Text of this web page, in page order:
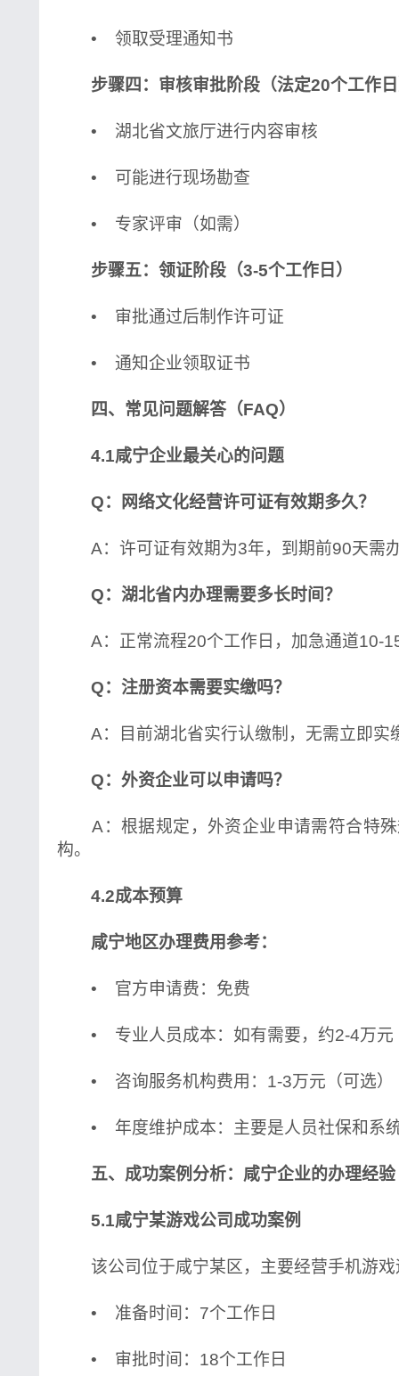
• 领取受理通知书
步骤四：审核审批阶段（法定20个工作
• 湖北省文旅厅进行内容审核
• 可能进行现场勘查
• 专家评审（如需）
步骤五：领证阶段（3-5个工作日）
• 审批通过后制作许可证
• 通知企业领取证书
四、常见问题解答（FAQ）
4.1咸宁企业最关心的问题
Q：网络文化经营许可证有效期多久？
A：许可证有效期为3年，到期前90天需
Q：湖北省内办理需要多长时间？
A：正常流程20个工作日，加急通道10-
Q：注册资本需要实缴吗？
A：目前湖北省实行认缴制，无需立即实
Q：外资企业可以申请吗？
A：根据规定，外资企业申请需符合特殊
构。
4.2成本预算
咸宁地区办理费用参考：
• 官方申请费：免费
• 专业人员成本：如有需要，约2-4万元
• 咨询服务机构费用：1-3万元（可选）
• 年度维护成本：主要是人员社保和系
五、成功案例分析：咸宁企业的办理经验
5.1咸宁某游戏公司成功案例
该公司位于咸宁某区，主要经营手机游戏
• 准备时间：7个工作日
• 审批时间：18个工作日